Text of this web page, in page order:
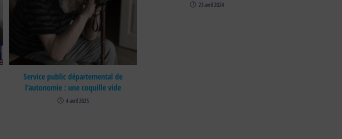
Service public départemental de
l’autonomie : une coquille vide
4 avril 2025
23 avril 2024